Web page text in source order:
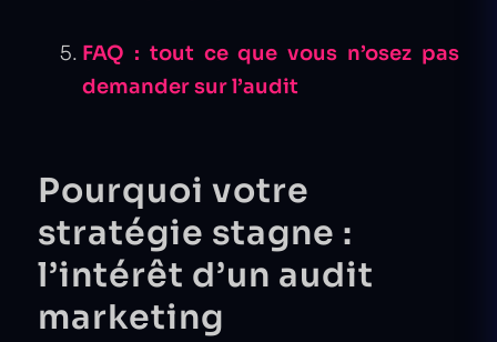
FAQ : tout ce que vous n’osez pas
demander sur l’audit
Pourquoi votre
stratégie stagne :
l’intérêt d’un audit
marketing